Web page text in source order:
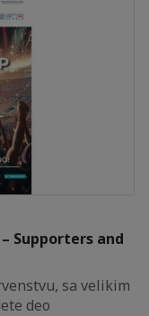
Supporters and
sa velikim
deo